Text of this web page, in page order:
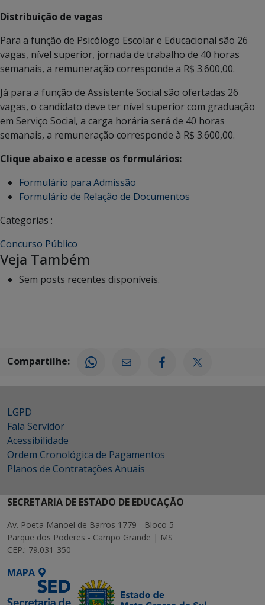
Distribuição de vagas
Para a função de Psicólogo Escolar e Educacional são 26
vagas, nível superior, jornada de trabalho de 40 horas
semanais, a remuneração corresponde a R$ 3.600,00.
Já para a função de Assistente Social são ofertadas 26
vagas, o candidato deve ter nível superior com graduação
em Serviço Social, a carga horária será de 40 horas
semanais, a remuneração corresponde à R$ 3.600,00.
Clique abaixo e acesse os formulários:
Formulário para Admissão
Formulário de Relação de Documentos
Categorias :
Concurso Público
Veja Também
Sem posts recentes disponíveis.
Compartilhe:
LGPD
Fala Servidor
Acessibilidade
Ordem Cronológica de Pagamentos
Planos de Contratações Anuais
SECRETARIA DE ESTADO DE EDUCAÇÃO
Av. Poeta Manoel de Barros 1779 - Bloco 5
Parque dos Poderes - Campo Grande | MS
CEP.: 79.031-350
MAPA